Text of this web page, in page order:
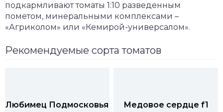
подкармливают томаты 1:10 разведенным
пометом, минеральными комплексами –
«Агриколом» или «Кемирой-универсалом».
Рекомендуемые сорта томатов
Любимец Подмосковья Медовое сердце f1